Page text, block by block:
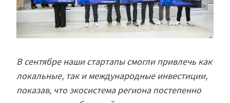
В сентябре наши стартапы смогли привлечь как
локальные, так и международные инвестиции,
показав, что экосистема региона постепенно